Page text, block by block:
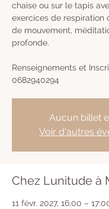
chaise ou sur le tapis
exercices de respiration
de mouvement,
profonde.
Renseignements et
0682940294
Aucun billet
Voir d'autres
Chez Lunitude à
11 févr. 2027, 16:00 –